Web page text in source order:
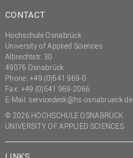
Transfer- und
Innovationsmanagement
CONTACT
Hochschule Osnabrück
University of Applied Sciences
Albrechtstr. 30
49076 Osnabrück
Phone: +49 (0)541 969-0
Fax: +49 (0)541 969-2066
E-Mail: servicedesk@hs-osnabrueck.de
© 2026 HOCHSCHULE OSNABRÜCK
UNIVERSITY OF APPLIED SCIENCES